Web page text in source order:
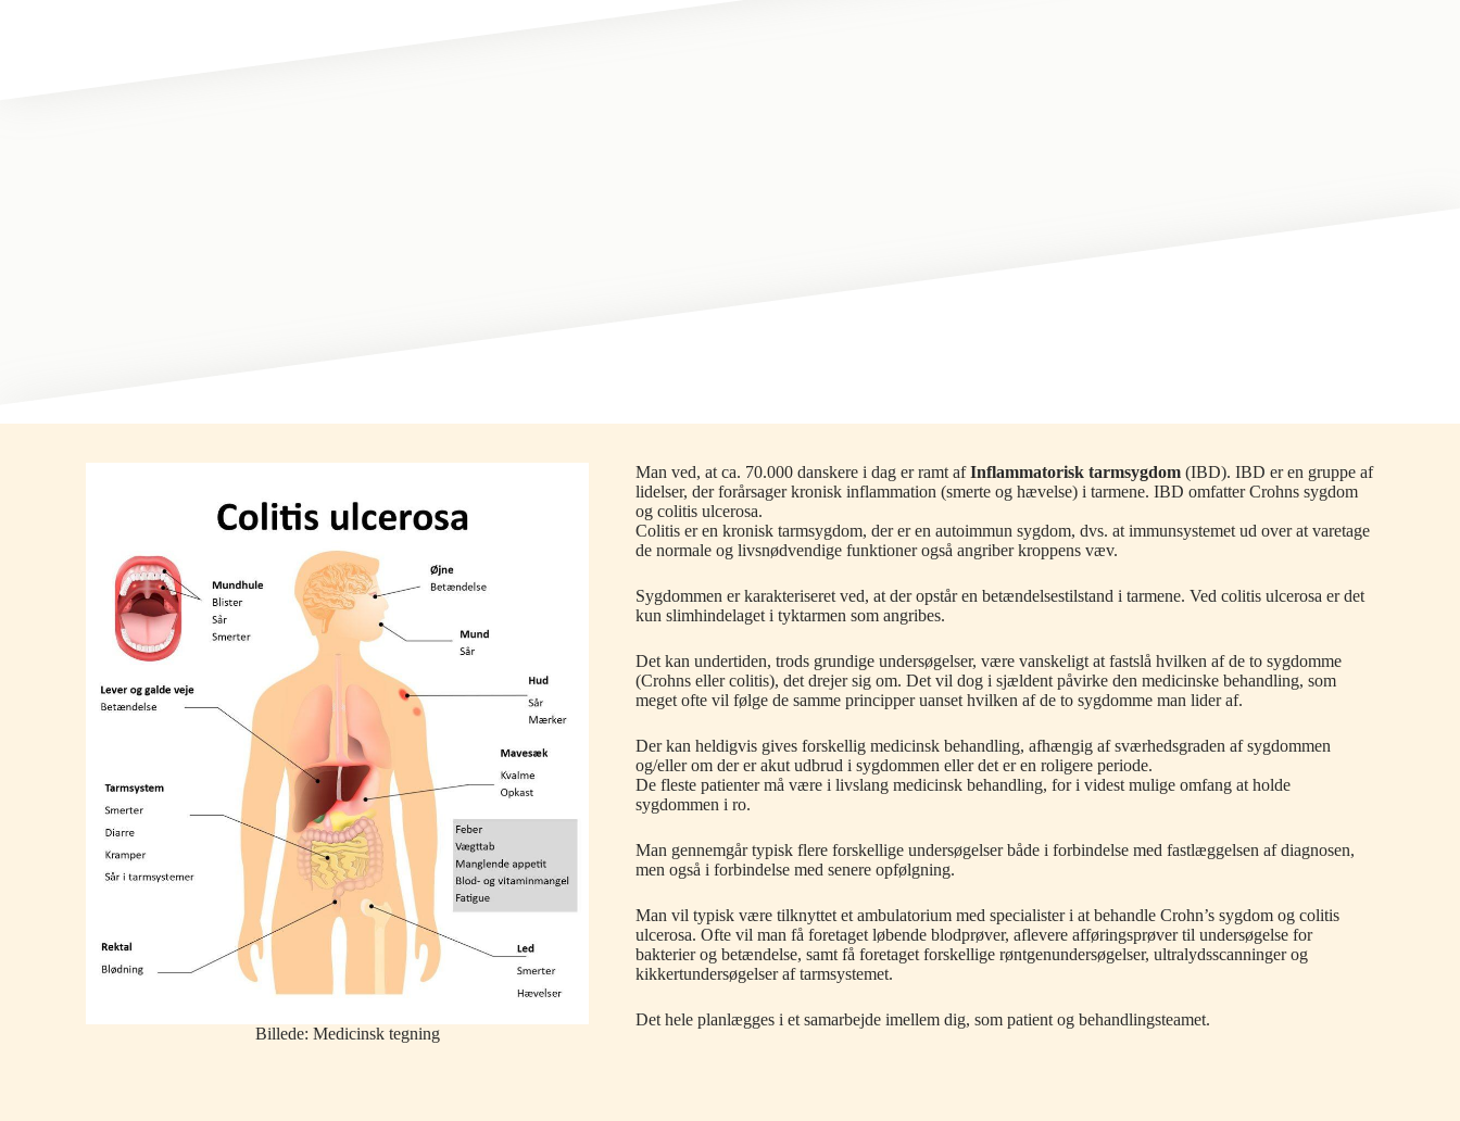
Billede: Medicinsk tegning
Man ved, at ca. 70.000 danskere i dag er ramt afInflammatorisk tarmsygdom(IBD). IBD er en gruppe af
lidelser, der forårsager kronisk inflammation (smerte og hævelse) i tarmene. IBD omfatter Crohns sygdom
og colitis ulcerosa.
Colitis er en kronisk tarmsygdom, der er en autoimmun sygdom, dvs. at immunsystemet ud over at varetage
de normale og livsnødvendige funktioner også angriber kroppens væv.
Sygdommen er karakteriseret ved, at der opstår en betændelsestilstand i tarmene. Ved colitis ulcerosa er det
kun slimhindelaget i tyktarmen som angribes.
Det kan undertiden, trods grundige undersøgelser, være vanskeligt at fastslå hvilken af de to sygdomme
(Crohns eller colitis), det drejer sig om. Det vil dog i sjældent påvirke den medicinske behandling, som
meget ofte vil følge de samme principper uanset hvilken af de to sygdomme man lider af.
Der kan heldigvis gives forskellig medicinsk behandling, afhængig af sværhedsgraden af sygdommen
og/eller om der er akut udbrud i sygdommen eller det er en roligere periode.
De fleste patienter må være i livslang medicinsk behandling, for i videst mulige omfang at holde
sygdommen i ro.
Man gennemgår typisk flere forskellige undersøgelser både i forbindelse med fastlæggelsen af diagnosen,
men også i forbindelse med senere opfølgning.
Man vil typisk være tilknyttet et ambulatorium med specialister i at behandle Crohn’s sygdom og colitis
ulcerosa. Ofte vil man få foretaget løbende blodprøver, aflevere afføringsprøver til undersøgelse for
bakterier og betændelse, samt få foretaget forskellige røntgenundersøgelser, ultralydsscanninger og
kikkertundersøgelser af tarmsystemet.
Det hele planlægges i et samarbejde imellem dig, som patient og behandlingsteamet.